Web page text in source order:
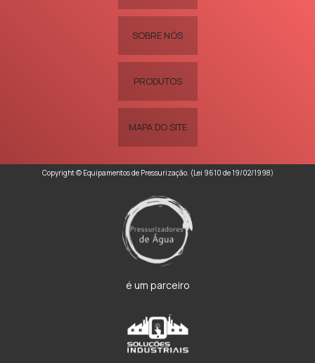
SOBRE NÓS
PRODUTOS
MAPA DO SITE
Copyright © Equipamentos de Pressurização. (Lei 9610 de 19/02/1998)
é um parceiro